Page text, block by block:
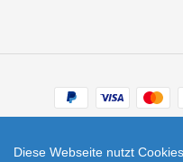
Zahlungsarten
FacebookInstagram
Diese Webseite nutzt